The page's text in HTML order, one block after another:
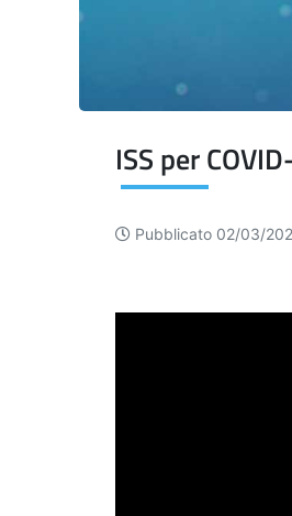
ISS per
Pubblicato 02/03/